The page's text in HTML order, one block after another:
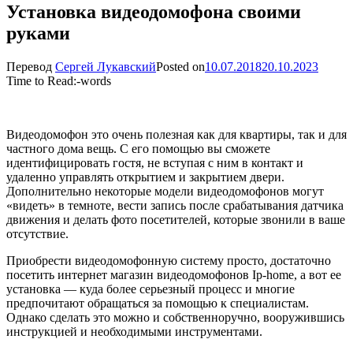
Установка видеодомофона своими
руками
Перевод Сергей ЛукавскийPosted on10.07.201820.10.2023
Time to Read:-words
Видеодомофон это очень полезная как для квартиры, так и для
частного дома вещь. С его помощью вы сможете
идентифицировать гостя, не вступая с ним в контакт и
удаленно управлять открытием и закрытием двери.
Дополнительно некоторые модели видеодомофонов могут
«видеть» в темноте, вести запись после срабатывания датчика
движения и делать фото посетителей, которые звонили в ваше
отсутствие.
Приобрести видеодомофонную систему просто, достаточно
посетить интернет магазин видеодомофонов Ip-home, а вот ее
установка — куда более серьезный процесс и многие
предпочитают обращаться за помощью к специалистам.
Однако сделать это можно и собственноручно, вооружившись
инструкцией и необходимыми инструментами.